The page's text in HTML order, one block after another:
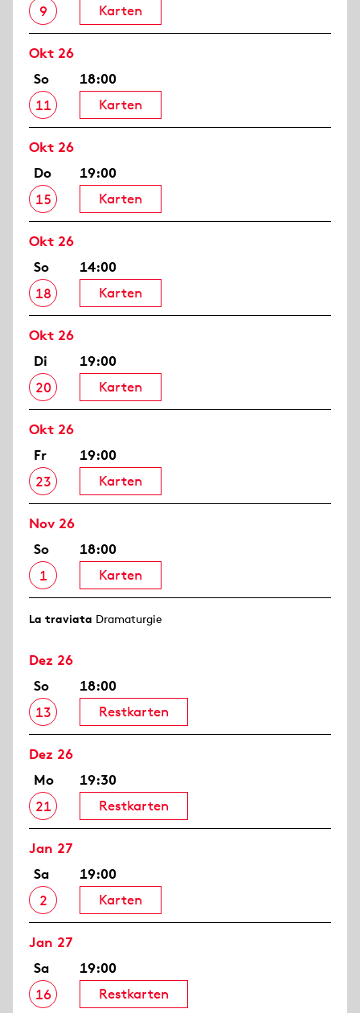
9
Karten
Okt 26
So
11
18:00
Karten
Okt 26
Do
15
19:00
Karten
Okt 26
So
18
14:00
Karten
Okt 26
Di
20
19:00
Karten
Okt 26
Fr
23
19:00
Karten
Nov 26
So
1
18:00
Karten
La traviata Dramaturgie
Dez 26
So
13
18:00
Restkarten
Dez 26
Mo
21
19:30
Restkarten
Jan 27
Sa
2
19:00
Karten
Jan 27
Sa
16
19:00
Restkarten